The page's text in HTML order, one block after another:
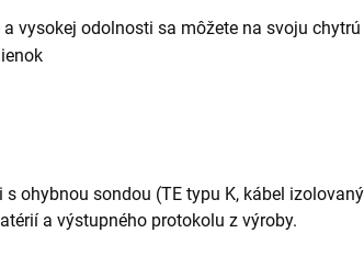
vysokej odolnosti sa môžete na svoju
ohybnou sondou (TE typu K, kábel
a výstupného protokolu z výroby.